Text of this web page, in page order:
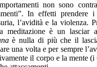
non sono
In effetti
l’avidità e la violenza.
meditazione è un
è nulla di più che il
una volta e per sempre
il corpo e la mente